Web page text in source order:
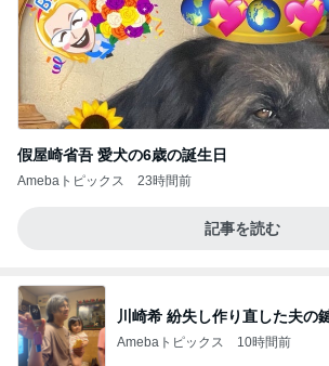
假屋崎省吾 愛犬の6歳の誕生日
Amebaトピックス 23時間前
記事を読む
川崎希 紛失し作り直した夫の
Amebaトピックス 10時間前